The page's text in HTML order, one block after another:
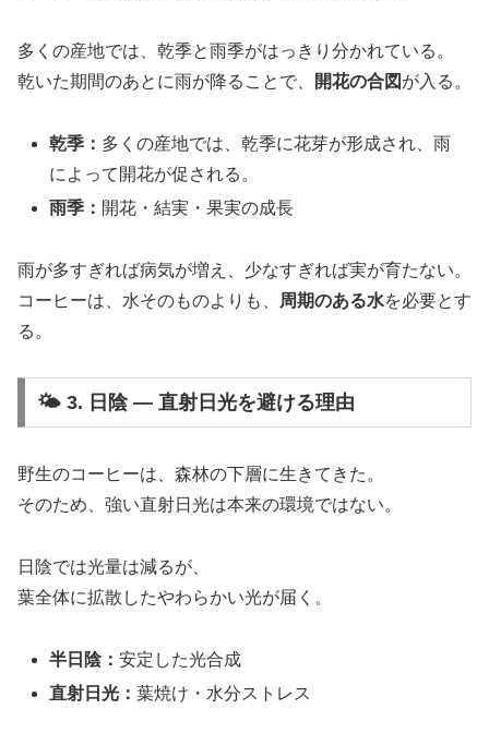
多くの産地では、乾季と雨季がはっきり分かれている。
乾いた期間のあとに雨が降ることで、
開花の合図 が入る。
乾季： 多くの産地では、乾季に花芽が形成され、雨
によって開花が促される。
雨季： 開花・結実・果実の成長
雨が多すぎれば病気が増え、少なすぎれば実が育たない。
コーヒーは、水そのものよりも、
周期のある水を必要とす
る。
🌤️ 3. 日陰 ― 直射日光を避ける理由
野生のコーヒーは、森林の下層に生きてきた。
そのため、強い直射日光は本来の環境ではない。
日陰では光量は減るが、
葉全体に拡散したやわらかい光が届く。
半日陰：安定した光合成
直射日光：葉焼け・水分ストレス